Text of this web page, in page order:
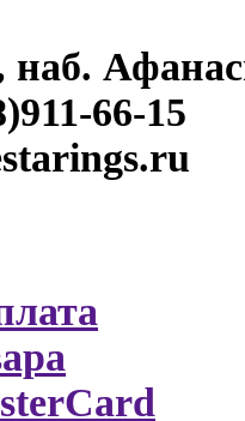
наб.
66-15